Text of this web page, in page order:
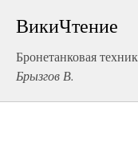
ВикиЧтение
Бронетанковая
Брызгов В.